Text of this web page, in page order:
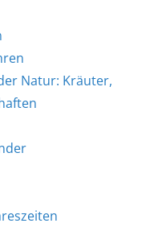
Natur: Kräuter,